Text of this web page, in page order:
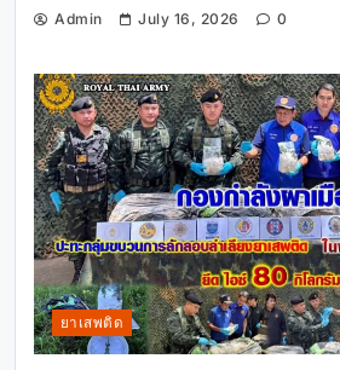
Admin July 16, 2026 0
ยาเสพติด